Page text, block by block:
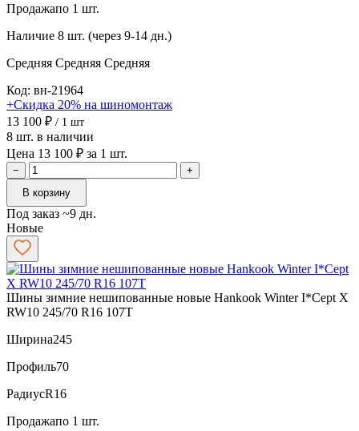
Продажапо 1 шт.
Наличие 8 шт. (через 9-14 дн.)
Средняя Средняя Средняя
Код: вн-21964
+Скидка 20% на шиномонтаж
13 100 ₽ / 1 шт
8 шт. в наличии
Цена 13 100 ₽ за 1 шт.
−
+
В корзину
Под заказ ~9 дн.
Новые
Шины зимние нешипованные новые Hankook Winter I*Cept X
RW10 245/70 R16 107T
Ширина245
Профиль70
РадиусR16
Продажапо 1 шт.